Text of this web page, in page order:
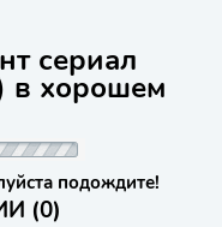
сериал
в хорошем
подождите!
(0)